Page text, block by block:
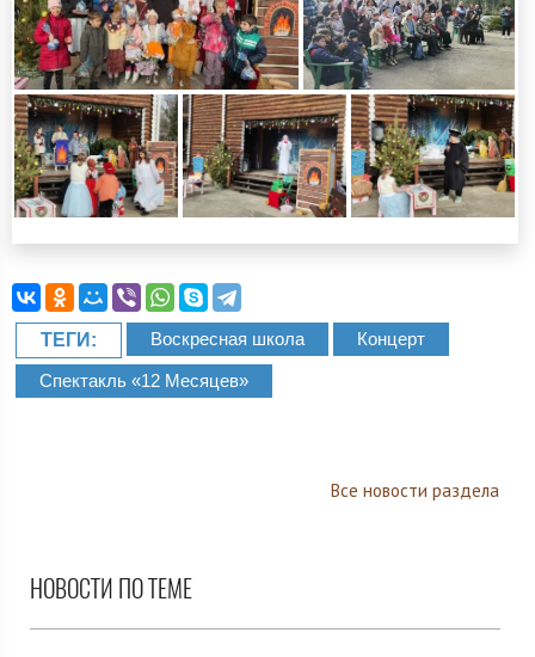
ТЕГИ: Воскресная школа Концерт
Спектакль «12 Месяцев»
Все новости раздела
НОВОСТИ ПО ТЕМЕ